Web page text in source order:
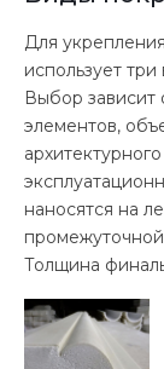
Для
использует
Выбор зависит
элементов,
наносятся на
Толщина